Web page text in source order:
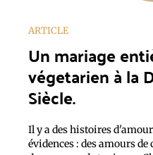
ARTICLE
Un mariage
végetarien à la
Siècle.
Il y a des histoires
évidences : des amours